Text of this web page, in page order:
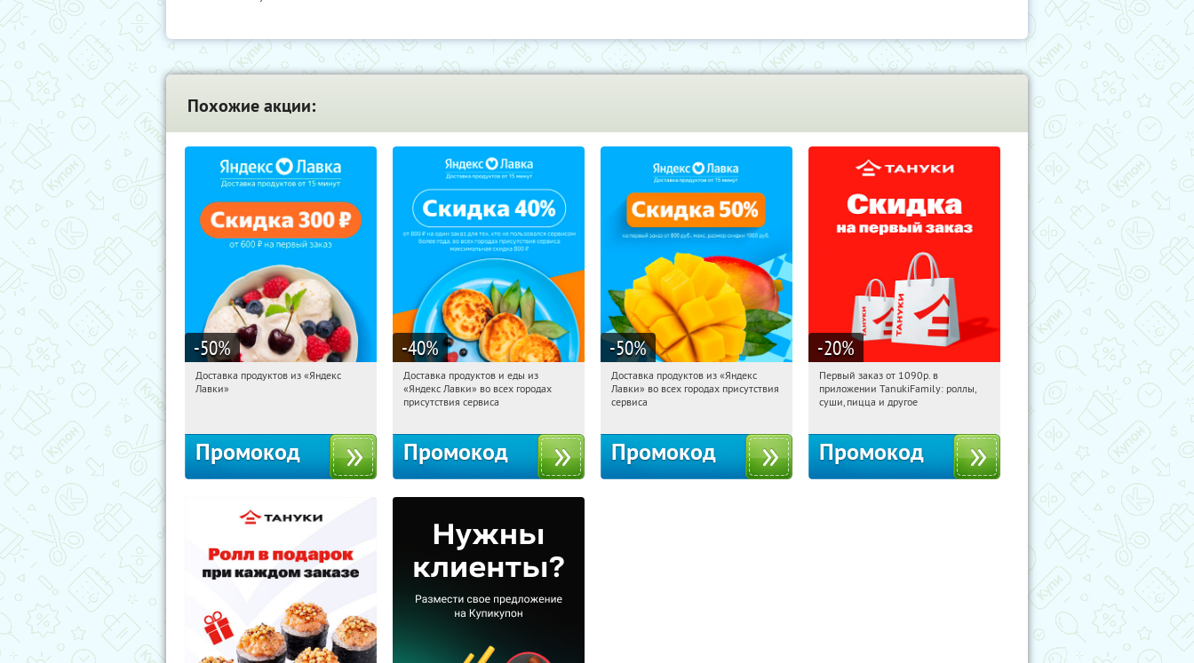
Похожие акции:
-50%
13:52:51 Получили:
Доставка продуктов из «Яндекс
Лавки»
Промокод
-40%
13:52:51 Получили:
Россия
Доставка продуктов и еды из
«Яндекс Лавки» во всех городах
присутствия сервиса
Промокод
-50%
13:52:51 Получили:
Россия
Доставка продуктов из «Яндекс
Лавки» во всех городах присутствия
сервиса
Промокод
-20%
13:52:51 Получили:
Россия
Первый заказ от 1090р. в
приложении TanukiFamily: роллы,
суши, пицца и другое
Промокод